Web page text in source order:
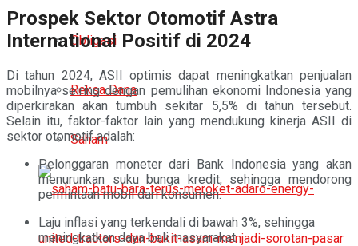
Obligasi
Reksa Dana
Saham
Prospek Sektor Otomotif Astra
International Positif di 2024
Di tahun 2024, ASII optimis dapat meningkatkan penjualan
mobilnya seiring dengan pemulihan ekonomi Indonesia yang
diperkirakan akan tumbuh sekitar 5,5% di tahun tersebut.
Selain itu, faktor-faktor lain yang mendukung kinerja ASII di
sektor otomotif adalah:
Pelonggaran moneter dari Bank Indonesia yang akan
menurunkan suku bunga kredit, sehingga mendorong
permintaan mobil dari konsumen.
Laju inflasi yang terkendali di bawah 3%, sehingga
meningkatkan daya beli masyarakat.